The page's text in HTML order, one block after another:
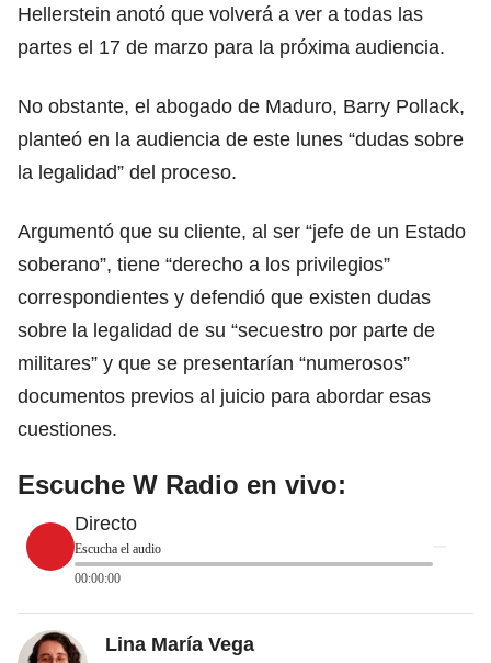
Hellerstein anotó que volverá a ver a todas las
partes el 17 de marzo para la próxima audiencia.
No obstante, el abogado de Maduro, Barry Pollack,
planteó en la audiencia de este lunes “dudas sobre
la legalidad” del proceso.
Argumentó que su cliente, al ser “jefe de un Estado
soberano”, tiene “derecho a los privilegios”
correspondientes y defendió que existen dudas
sobre la legalidad de su “secuestro por parte de
militares” y que se presentarían “numerosos”
documentos previos al juicio para abordar esas
cuestiones.
Escuche W Radio en vivo:
Directo
Escucha el audio
00:00:00
Lina María Vega